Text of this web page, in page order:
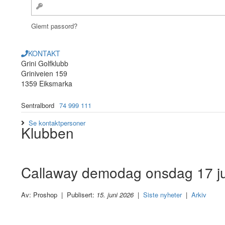
Glemt passord?
KONTAKT
Grini Golfklubb
Griniveien 159
1359 Eiksmarka
Sentralbord 74 999 111
Se kontaktpersoner
Klubben
Callaway demodag onsdag 17
Av: Proshop | Publisert: 15. juni 2026| Siste nyheter| Arkiv